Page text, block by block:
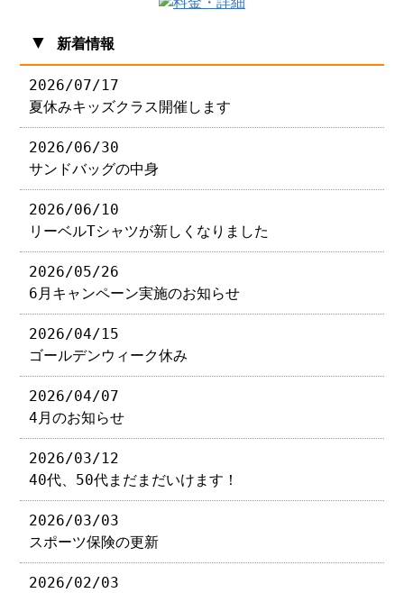
▼ 新着情報
2026/07/17
夏休みキッズクラス開催します
2026/06/30
サンドバッグの中身
2026/06/10
リーベルTシャツが新しくなりました
2026/05/26
6月キャンペーン実施のお知らせ
2026/04/15
ゴールデンウィーク休み
2026/04/07
4月のお知らせ
2026/03/12
40代、50代まだまだいけます！
2026/03/03
スポーツ保険の更新
2026/02/03